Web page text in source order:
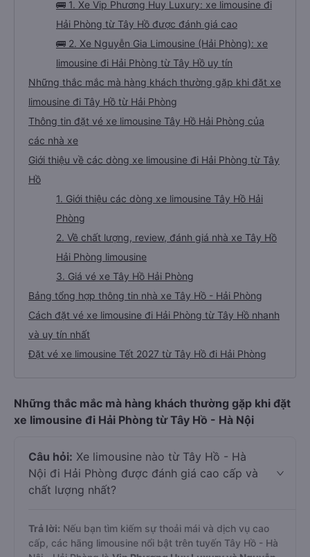
🚌 1. Xe Vip Phương Huy Luxury: xe limousine đi
Hải Phòng từ Tây Hồ được đánh giá cao
🚌 2. Xe Nguyễn Gia Limousine (Hải Phòng): xe
limousine đi Hải Phòng từ Tây Hồ uy tín
Những thắc mắc mà hàng khách thường gặp khi đặt xe
limousine đi Tây Hồ từ Hải Phòng
Thông tin đặt vé xe limousine Tây Hồ Hải Phòng của
các nhà xe
Giới thiệu về các dòng xe limousine đi Hải Phòng từ Tây
Hồ
1. Giới thiệu các dòng xe limousine Tây Hồ Hải
Phòng
2. Về chất lượng, review, đánh giá nhà xe Tây Hồ
Hải Phòng limousine
3. Giá vé xe Tây Hồ Hải Phòng
Bảng tổng hợp thông tin nhà xe Tây Hồ - Hải Phòng
Cách đặt vé xe limousine đi Hải Phòng từ Tây Hồ nhanh
và uy tín nhất
Đặt vé xe limousine Tết 2027 từ Tây Hồ đi Hải Phòng
Những thắc mắc mà hàng khách thường gặp khi đặt
xe limousine đi Hải Phòng từ Tây Hồ - Hà Nội
Câu hỏi: Xe limousine nào từ Tây Hồ - Hà
Nội đi Hải Phòng được đánh giá cao cấp và
chất lượng nhất?
Trả lời: Nếu bạn tìm kiếm sự thoải mái và dịch vụ cao
cấp, các hãng limousine nổi bật trên tuyến Tây Hồ - Hà